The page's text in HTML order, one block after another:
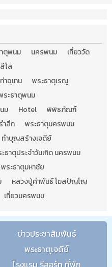
ตุพนม นครพนม
เที่ยววัด
โล
าอุเทน
พระธาตุเรณู
ระธาตุพนม
ม Hotel
พิพิธภัณฑ์
ำลึก
พระธาตุนครพนม
ทำบุญสร้างเจดีย์
ธาตุประจำวันเกิด นครพนม
พระธาตุมหาชัย
หลวงปู่คำพันธ์ โฆสปัญโญ
เที่ยวนครพนม
ข่าวประชาสัมพันธ์
พระธาตุเจดีย์
โรงแรม รีสอร์ท ที่พัก